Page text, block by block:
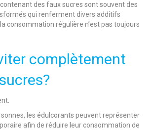
des faux sucres sont souvent des
qui renferment divers additifs
consommation régulière n’est pas toujours
complètement
les édulcorants peuvent représenter
afin de réduire leur consommation de